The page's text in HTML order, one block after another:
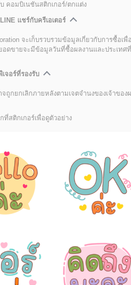
บ คอมบิเนชันสติกเกอร์/ตกแต่ง
แชร์กับครีเอเตอร์
จะเก็บรวบรวมข้อมูลเกี่ยวกับการซื้อเ
อดขายจะมีข้อมูลวันที่ซื้อผลงานและประเท
เจอร์ที่รองรับ
จถูกยกเลิกภายหลังตามเจตจำนงของเจ้าของ
ที่สติกเกอร์เพื่อดูตัวอย่าง